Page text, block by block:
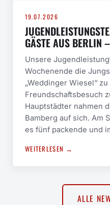
19.07.2026
GÄSTE AUS BERLIN
Unsere
Wochenende die
„Weddinger Wiesel“
Freundschaftsbesuch
Hauptstädter nahmen
Bamberg auf sich. Am
es fünf packende und
WEITERLESEN →
ALLE